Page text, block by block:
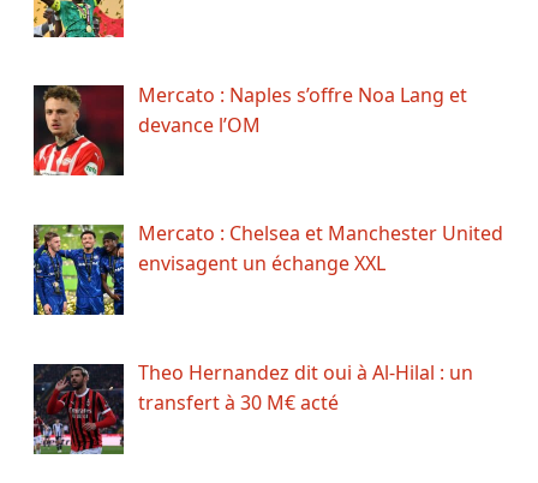
Mercato : Naples s’offre Noa Lang et
devance l’OM
Mercato : Chelsea et Manchester United
envisagent un échange XXL
Theo Hernandez dit oui à Al-Hilal : un
transfert à 30 M€ acté